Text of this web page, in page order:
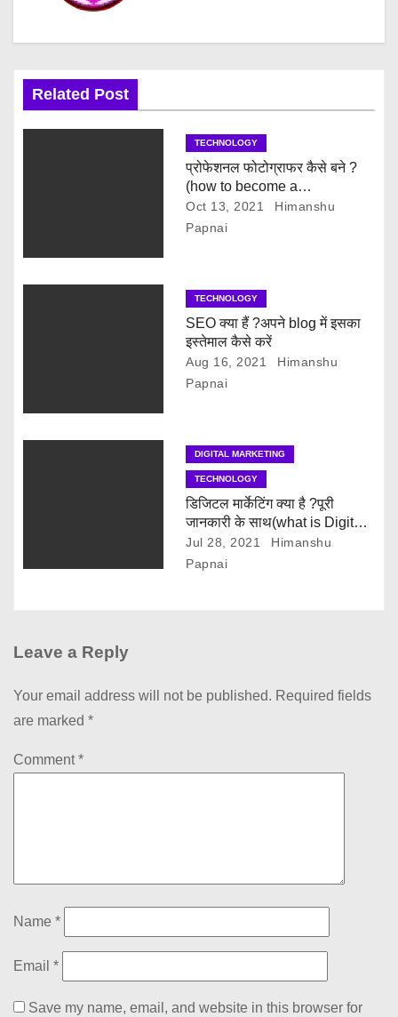
g
o
Related Post
TECHNOLOGY
प्रोफेशनल फोटोग्राफर कैसे बने ?
(how to become a
professional photographer)
Oct 13, 2021
Himanshu
Papnai
TECHNOLOGY
SEO क्या हैं ?अपने blog में इसका
इस्तेमाल कैसे करें
Aug 16, 2021
Himanshu
Papnai
DIGITAL MARKETING
TECHNOLOGY
डिजिटल मार्केटिंग क्या है ?पूरी
जानकारी के साथ(what is Digital
marketing with full information
)
Jul 28, 2021
Himanshu
Papnai
Leave a Reply
Your email address will not be published. Required fields
are marked *
Comment*
Name *
Email *
Save my name, email, and website in this browser for